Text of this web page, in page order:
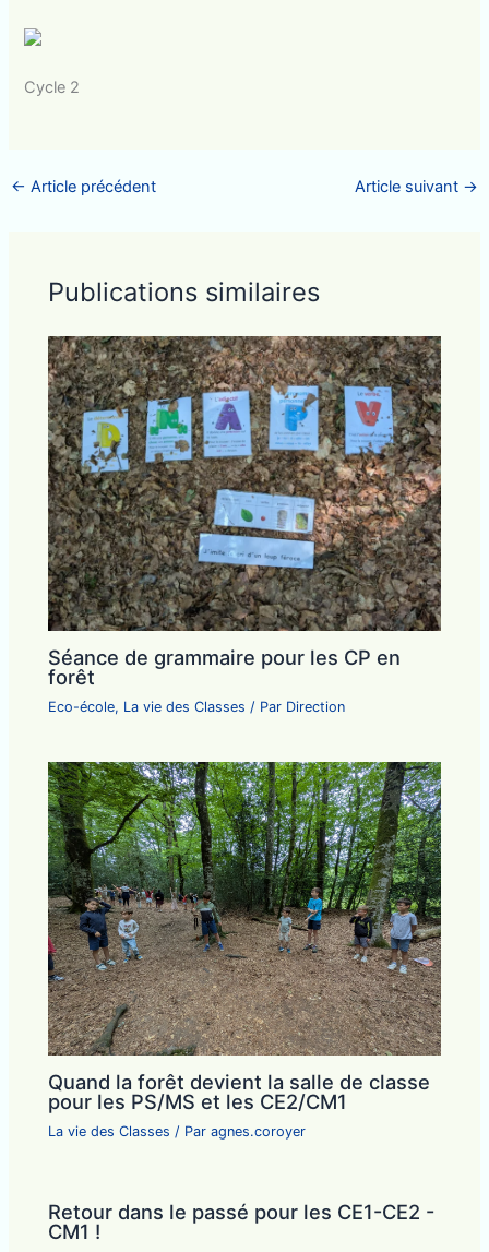
Cycle 2
← Article précédent Article suivant →
Publications similaires
Séance de grammaire pour les CP en
forêt
Eco-école, La vie des Classes / Par Direction
Quand la forêt devient la salle de classe
pour les PS/MS et les CE2/CM1
La vie des Classes / Paragnes.coroyer
Retour dans le passé pour les CE1-CE2 -
CM1 !